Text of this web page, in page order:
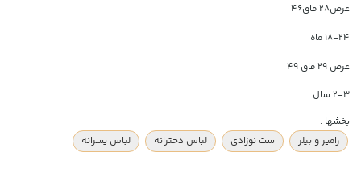
عرض۲۸ فاق۴۶
۱۸-۲۴ ماه
عرض ۲۹ فاق ۴۹
۲-۳ سال
بخشها :
رامپر و بیلر
ست نوزادی لباس دخترانه لباس پسرانه